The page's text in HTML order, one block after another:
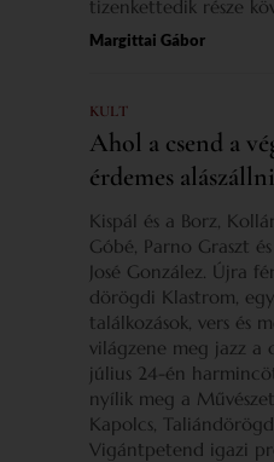
tizenkettedik része
Margittai Gábor
KULT
Ahol a csend a
érdemes
Kispál és a Borz,
Góbé, Parno Graszt
José González. Újra
dörögdi Klastrom,
találkozások, vers és
világzene meg jazz a
július 24-én
nyílik meg a
Kapolcs,
Vigántpetend igazi